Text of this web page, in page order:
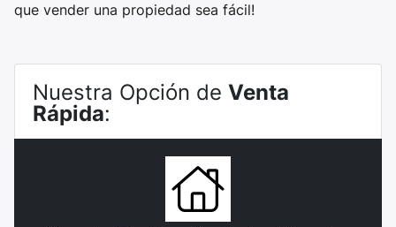
que vender una propiedad sea fácil!
Nuestra Opción de Venta
Rápida: